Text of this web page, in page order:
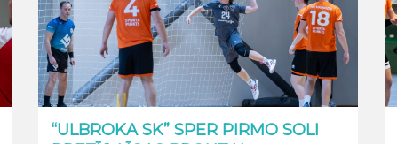
“ULBROKA SK” SPER PIRMO SOLI